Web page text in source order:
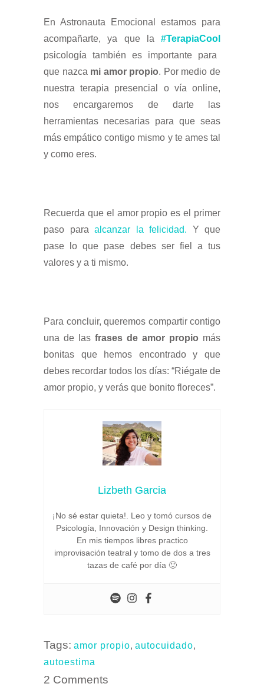
En Astronauta Emocional estamos para
acompañarte, ya que la #TerapiaCool
psicología también es importante para
que nazca mi amor propio. Por medio de
nuestra terapia presencial o vía online,
nos encargaremos de darte las
herramientas necesarias para que seas
más empático contigo mismo y te ames tal
y como eres.
Recuerda que el amor propio es el primer
paso para alcanzar la felicidad. Y que
pase lo que pase debes ser fiel a tus
valores y a ti mismo.
Para concluir, queremos compartir contigo
una de las frases de amor propio más
bonitas que hemos encontrado y que
debes recordar todos los días: “Riégate de
amor propio, y verás que bonito floreces”.
Lizbeth Garcia
¡No sé estar quieta!. Leo y tomó cursos de
Psicología, Innovación y Design thinking.
En mis tiempos libres practico
improvisación teatral y tomo de dos a tres
tazas de café por día 🙂
Tags: amor propio, autocuidado,
autoestima
2 Comments